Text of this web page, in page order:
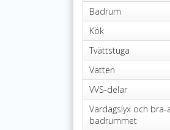
Badrum
Kök
Tvättstuga
Vatten
VVS-delar
Vardagslyx och
badrummet